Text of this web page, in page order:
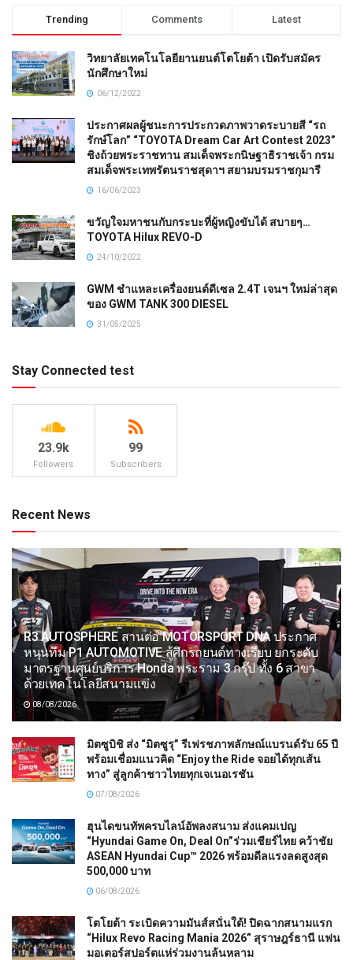
Trending Comments Latest
วิทยาลัยเทคโนโลยียานยนต์โตโยต้า เปิดรับสมัคร
นักศึกษาใหม่
06/12/2022
ประกาศผลผู้ชนะการประกวดภาพวาดระบายสี “รถ
รักษ์โลก” “TOYOTA Dream Car Art Contest 2023”
ชิงถ้วยพระราชทาน สมเด็จพระกนิษฐาธิราชเจ้า กรม
สมเด็จพระเทพรัตนราชสุดาฯ สยามบรมราชกุมารี
16/06/2023
ขวัญใจมหาชนกับกระบะที่ผู้หญิงขับได้ สบายๆ…
TOYOTA Hilux REVO-D
24/10/2022
GWM ชำแหละเครื่องยนต์ดีเซล 2.4T เจนฯ ใหม่ล่าสุด
ของ GWM TANK 300 DIESEL
31/05/2025
Stay Connected test
23.9k
Followers
99
Subscribers
Recent News
R3 AUTOSPHERE สานต่อ MOTORSPORT DNA ประกาศ
หนุนทีม P1 AUTOMOTIVE สู้ศึกรถยนต์ทางเรียบ ยกระดับ
มาตรฐานศูนย์บริการ Honda พระราม 3 กรุ๊ป ทั้ง 6 สาขา
ด้วยเทคโนโลยีสนามแข่ง
08/08/2026
มิตซูบิชิ ส่ง “มิตซูรุ” รีเฟรชภาพลักษณ์แบรนด์รับ 65 ปี
พร้อมเชื่อมแนวคิด “Enjoy the Ride จอยได้ทุกเส้น
ทาง” สู่ลูกค้าชาวไทยทุกเจเนอเรชัน
07/08/2026
ฮุนไดขนทัพครบไลน์อัพลงสนาม ส่งแคมเปญ
“Hyundai Game On, Deal On”ร่วมเชียร์ไทย คว้าชัย
ASEAN Hyundai Cup™ 2026 พร้อมดีลแรงลดสูงสุด
500,000 บาท
06/08/2026
โตโยต้า ระเบิดความมันส์สนั่นใต้! ปิดฉากสนามแรก
“Hilux Revo Racing Mania 2026” สุราษฎร์ธานี แฟน
มอเตอร์สปอร์ตแห่ร่วมงานล้นหลาม